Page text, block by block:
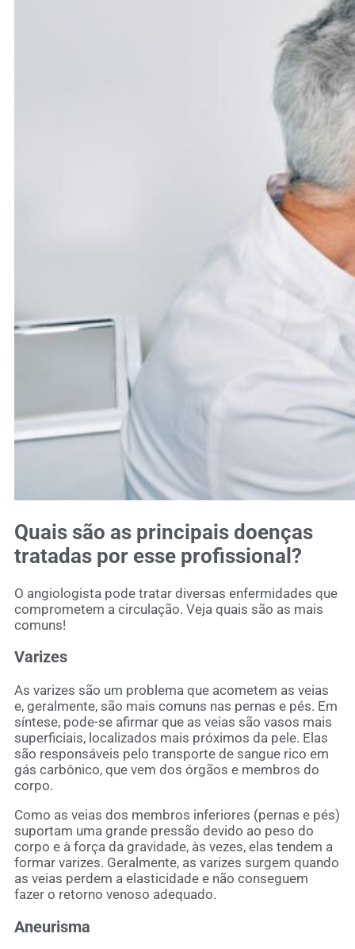
Quais são as principais doenças
tratadas por esse profissional?
O angiologista pode tratar diversas enfermidades que
comprometem a circulação. Veja quais são as mais
comuns!
Varizes
As varizes são um problema que acometem as veias
e, geralmente, são mais comuns nas pernas e pés. Em
síntese, pode-se afirmar que as veias são vasos mais
superficiais, localizados mais próximos da pele. Elas
são responsáveis pelo transporte de sangue rico em
gás carbônico, que vem dos órgãos e membros do
corpo.
Como as veias dos membros inferiores (pernas e pés)
suportam uma grande pressão devido ao peso do
corpo e à força da gravidade, às vezes, elas tendem a
formar varizes. Geralmente, as varizes surgem quando
as veias perdem a elasticidade e não conseguem
fazer o retorno venoso adequado.
Aneurisma